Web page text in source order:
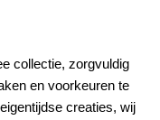
collectie, zorgvuldig
en voorkeuren te
creaties, wij